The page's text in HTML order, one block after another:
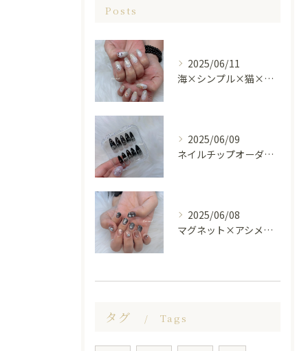
Posts
2025/06/11
海×シンプル×猫×上品 nail🐈🐚✨
2025/06/09
ネイルチップオーダー受け付けてます😊🤍
2025/06/08
マグネット×アシメシルバー nail🤍🩶
タグ Tags